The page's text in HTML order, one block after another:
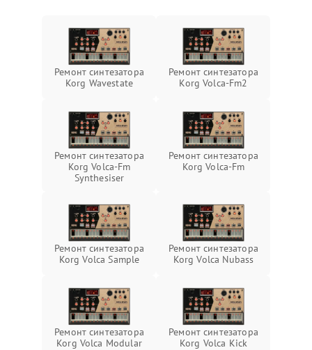
Ремонт синтезатора
Korg Wavestate
Ремонт синтезатора
Korg Volca-Fm2
Ремонт синтезатора
Korg Volca-Fm
Synthesiser
Ремонт синтезатора
Korg Volca-Fm
Ремонт синтезатора
Korg Volca Sample
Ремонт синтезатора
Korg Volca Nubass
Ремонт синтезатора
Korg Volca Modular
Ремонт синтезатора
Korg Volca Kick